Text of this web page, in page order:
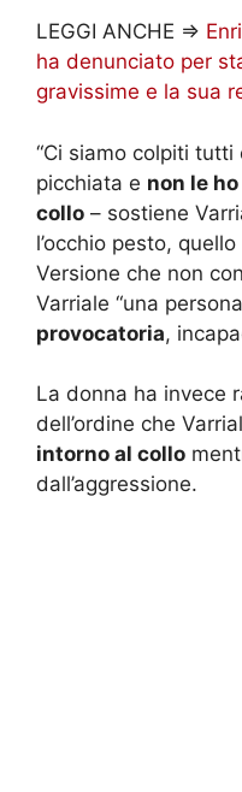
LEGGI ANCHE =>
ha denunciato per
gravissime e la sua
“Ci siamo colpiti tutti
picchiata e non le
collo – sostiene
l’occhio pesto,
Versione che non
Varriale “una
provocatoria,
La donna ha invece
dell’ordine che
intorno al collo
dall’aggressione.